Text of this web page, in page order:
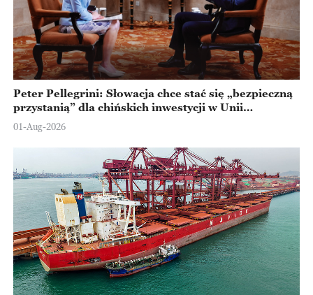
Peter Pellegrini: Słowacja chce stać się „bezpieczną
przystanią” dla chińskich inwestycji w Unii
Europejskiej
01-Aug-2026